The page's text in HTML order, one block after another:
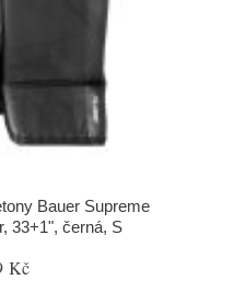
Bauer Supreme
33+1", černá, S
Kč